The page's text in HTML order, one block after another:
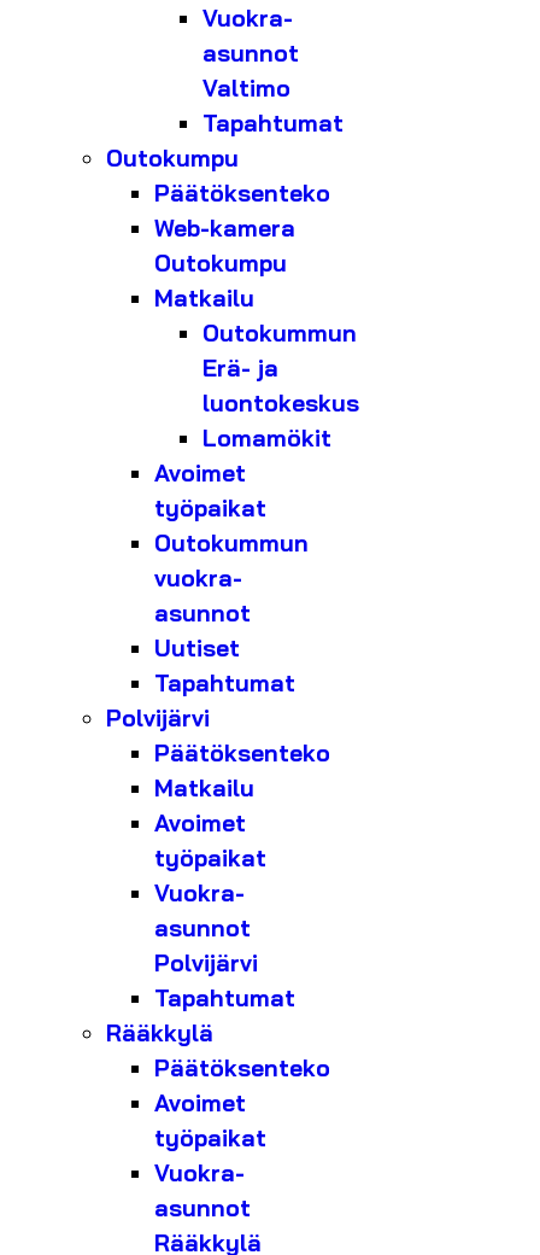
Vuokra-
asunnot
Valtimo
Tapahtumat
Outokumpu
Päätöksenteko
Web-kamera
Outokumpu
Matkailu
Outokummun
Erä- ja
luontokeskus
Lomamökit
Avoimet
työpaikat
Outokummun
vuokra-
asunnot
Uutiset
Tapahtumat
Polvijärvi
Päätöksenteko
Matkailu
Avoimet
työpaikat
Vuokra-
asunnot
Polvijärvi
Tapahtumat
Rääkkylä
Päätöksenteko
Avoimet
työpaikat
Vuokra-
asunnot
Rääkkylä